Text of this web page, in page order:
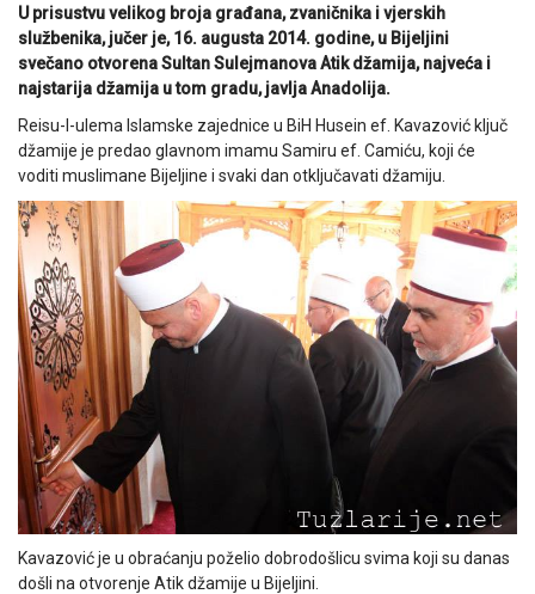
U prisustvu velikog broja građana, zvaničnika i vjerskih
službenika, jučer je, 16. augusta 2014. godine, u Bijeljini
svečano otvorena Sultan Sulejmanova Atik džamija, najveća i
najstarija džamija u tom gradu, javlja Anadolija.
Reisu-l-ulema Islamske zajednice u BiH Husein ef. Kavazović ključ
džamije je predao glavnom imamu Samiru ef. Camiću, koji će
voditi muslimane Bijeljine i svaki dan otključavati džamiju.
Kavazović je u obraćanju poželio dobrodošlicu svima koji su danas
došli na otvorenje Atik džamije u Bijeljini.